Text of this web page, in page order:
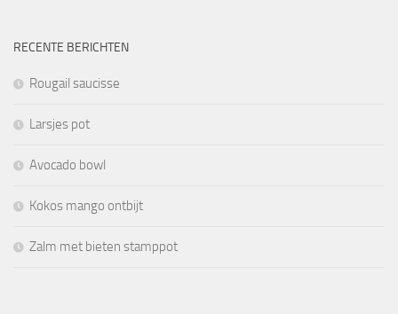
RECENTE BERICHTEN
Rougail saucisse
Larsjes pot
Avocado bowl
Kokos mango ontbijt
Zalm met bieten stamppot